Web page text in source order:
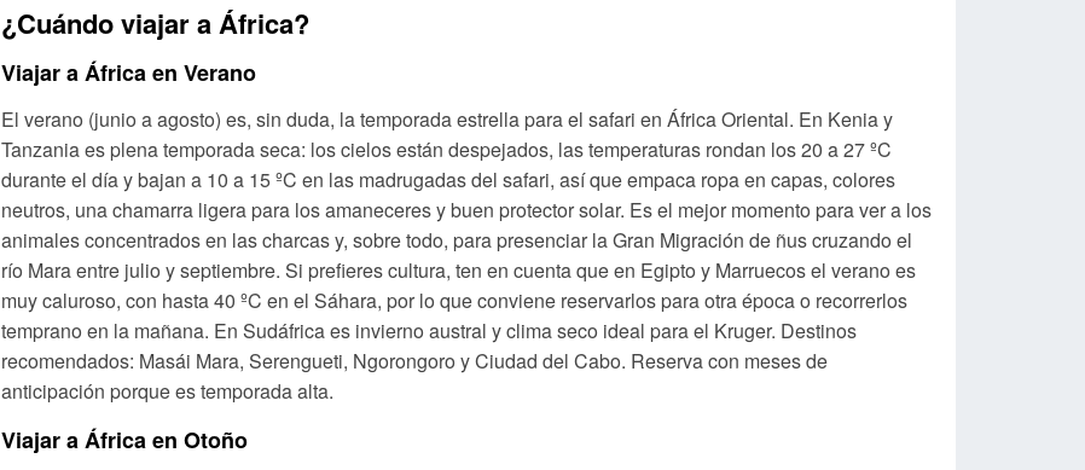
¿Cuándo viajar a África?
Viajar a África en Verano
El verano (junio a agosto) es, sin duda, la temporada estrella para el safari en África Oriental. En Kenia y
Tanzania es plena temporada seca: los cielos están despejados, las temperaturas rondan los 20 a 27 ºC
durante el día y bajan a 10 a 15 ºC en las madrugadas del safari, así que empaca ropa en capas, colores
neutros, una chamarra ligera para los amaneceres y buen protector solar. Es el mejor momento para ver a los
animales concentrados en las charcas y, sobre todo, para presenciar la Gran Migración de ñus cruzando el
río Mara entre julio y septiembre. Si prefieres cultura, ten en cuenta que en Egipto y Marruecos el verano es
muy caluroso, con hasta 40 ºC en el Sáhara, por lo que conviene reservarlos para otra época o recorrerlos
temprano en la mañana. En Sudáfrica es invierno austral y clima seco ideal para el Kruger. Destinos
recomendados: Masái Mara, Serengueti, Ngorongoro y Ciudad del Cabo. Reserva con meses de
anticipación porque es temporada alta.
Viajar a África en Otoño